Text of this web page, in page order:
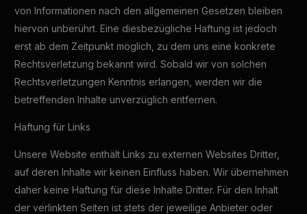
von Informationen nach den allgemeinen Gesetzen bleiben
hiervon unberührt. Eine diesbezügliche Haftung ist jedoch
erst ab dem Zeitpunkt möglich, zu dem uns eine konkrete
Rechtsverletzung bekannt wird. Sobald wir von solchen
Rechtsverletzungen Kenntnis erlangen, werden wir die
betreffenden Inhalte unverzüglich entfernen.
Haftung für Links
Unsere Website enthält Links zu externen Websites Dritter,
auf deren Inhalte wir keinen Einfluss haben. Wir übernehmen
daher keine Haftung für diese Inhalte Dritter. Für den Inhalt
der verlinkten Seiten ist stets der jeweilige Anbieter oder